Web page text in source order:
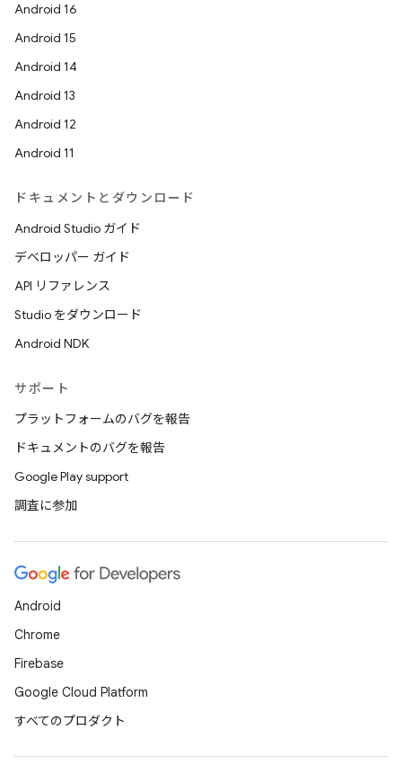
Android 16
Android 15
Android 14
Android 13
Android 12
Android 11
ドキュメントとダウンロード
Android Studio ガイド
デベロッパー ガイド
API リファレンス
Studio をダウンロード
Android NDK
サポート
プラットフォームのバグを報告
ドキュメントのバグを報告
Google Play support
調査に参加
Android
Chrome
Firebase
Google Cloud Platform
すべてのプロダクト